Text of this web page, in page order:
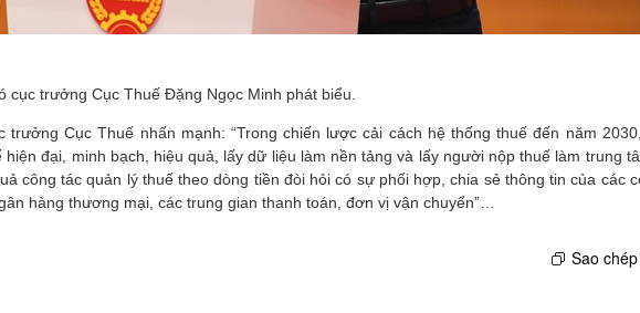
cục trưởng Cục Thuế Đặng Ngọc Minh phát biểu.
Cục Thuế nhấn mạnh: “Trong chiến lược cải cách hệ thống thuế đến năm
đại, minh bạch, hiệu quả, lấy dữ liệu làm nền tảng và lấy người nộp thuế làm trung
công tác quản lý thuế theo dòng tiền đòi hỏi có sự phối hợp, chia sẻ thông tin của các
hàng thương mại, các trung gian thanh toán, đơn vị vận chuyển”…
Sao